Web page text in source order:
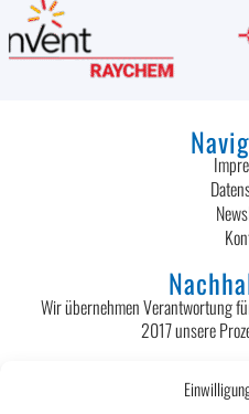
Wir übernehmen Verantwortung
2017 unsere
Egon